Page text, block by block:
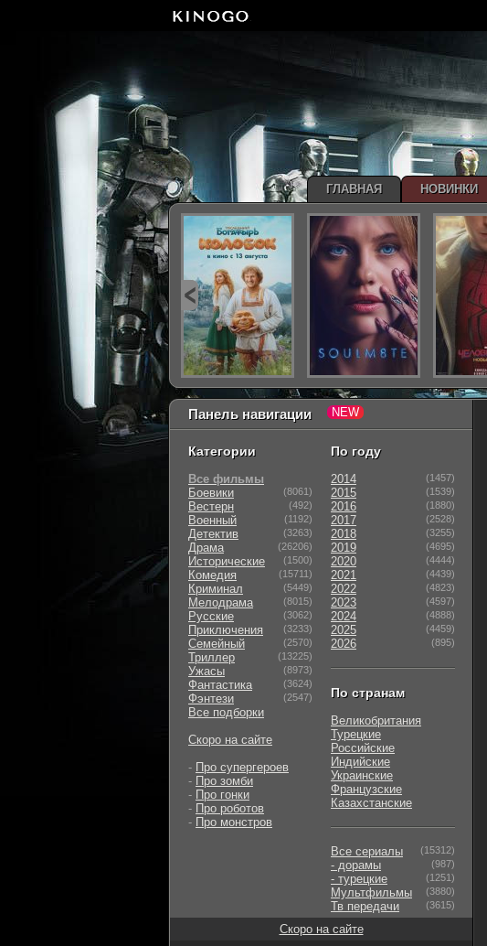
Панель навигации
Категории
Все фильмы
Боевики
(8061)
Вестерн (492)
Военный (1192)
Детектив (3263)
Драма (26206)
Исторические (1500)
Комедия (15711)
Криминал (5449)
Мелодрама (8015)
Русские (3062)
Приключения (3233)
Семейный (2570)
Триллер (13225)
Ужасы (8973)
Фантастика (3624)
Фэнтези (2547)
Все подборки
Скоро на сайте
- Про супергероев
- Про зомби
- Про гонки
- Про роботов
- Про монстров
По году
2014 (1457)
2015 (1539)
2016 (1880)
2017 (2528)
2018 (3255)
2019 (4695)
2020 (4444)
2021 (4439)
2022 (4823)
2023 (4597)
2024 (4888)
2025 (4459)
2026 (895)
По странам
Великобритания
Турецкие
Российские
Индийские
Украинские
Французские
Казахстанские
Все сериалы (15312)
- дорамы (987)
- турецкие (1251)
Мультфильмы (3880)
Тв передачи (3615)
Скоро на сайте
ГЛАВНАЯ НОВИНКИ